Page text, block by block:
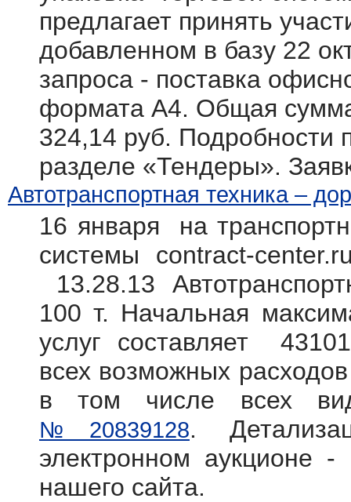
предлагает принять
добавленном в базу 22
запроса - поставка
формата А4. Общая
324,14 руб. Подробности
разделе «Тендеры».
Автотранспортная техника –
16 января на
системы contract-
13.28.13
100 т. Начальная
услуг составляет
всех возможных
в том числе всех
№20839128.
электронном аукционе
нашего сайта.